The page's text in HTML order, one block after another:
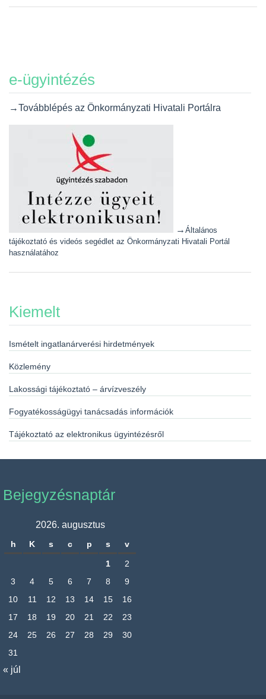
e-ügyintézés
→Továbblépés az Önkormányzati Hivatali Portálra
→ Általános
tájékoztató és videós segédlet az Önkormányzati Hivatali Portál
használatához
Kiemelt
Ismételt ingatlanárverési hirdetmények
Közlemény
Lakossági tájékoztató – árvízveszély
Fogyatékosságügyi tanácsadás információk
Tájékoztató az elektronikus ügyintézésről
Bejegyzésnaptár
2026. augusztus
h K s c p s v
1
2
3
4 5 6 7 8
9
10
11 12 13 14 15
16
17
18 19 20 21 22
23
24
25 26 27 28 29
30
31
« júl